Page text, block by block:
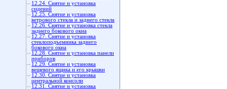
12.24. Снятие и установка
сидений
12.25. Снятие и установка
ветрового стекла и заднего стекла
12.26. Снятие и установка стекла
заднего бокового окна
12.27. Снятие и установка
стеклоподъемника заднего
бокового окна
12.28. Снятие и установка панели
приборов
12.29. Снятие и установка
вещевого ящика и его крышки
12.30. Снятие и установка
центральной консоли
12.31. Снятие и установка